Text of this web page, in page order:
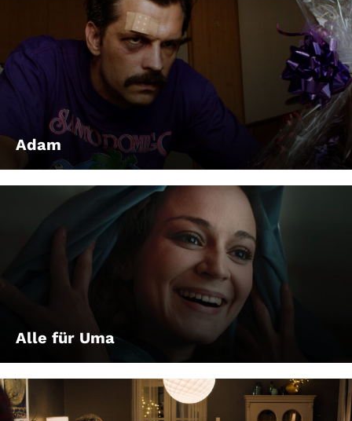
Adam
Alle für Uma